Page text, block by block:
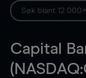
Capital